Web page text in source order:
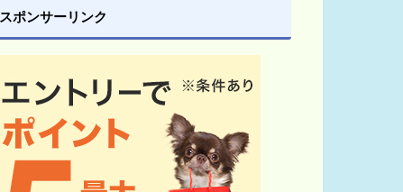
スポンサーリンク